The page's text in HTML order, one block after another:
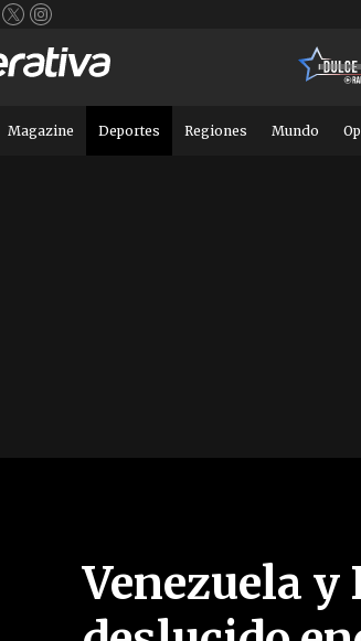
Magazine Deportes Regiones Mundo
Venezuela